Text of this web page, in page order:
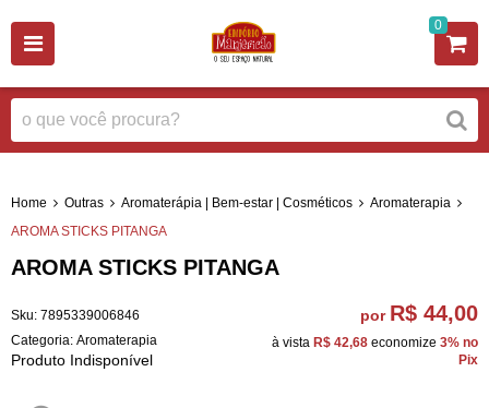
0
Home Outras Aromaterápia | Bem-estar | Cosméticos
Aromaterapia
AROMA STICKS PITANGA
AROMA STICKS PITANGA
Sku: 7895339006846
Categoria: Aromaterapia
Produto Indisponível
por R$ 44,00
à vista R$ 42,68 economize 3% no
Pix